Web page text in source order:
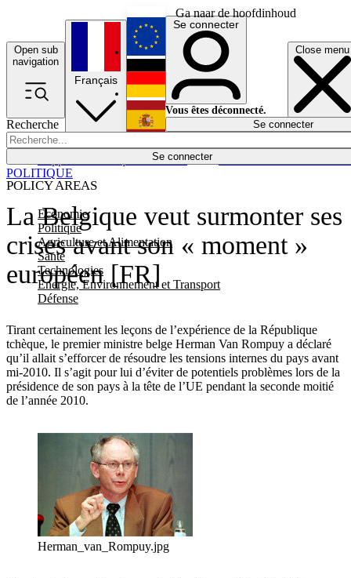
Ga naar de hoofdinhoud
Open sub
navigation
Close menu
Recherche
Se connecter
POLICY AREAS
Economie
Politique
Agriculture et Alimentation
Santé
Technologies
Energie, Environnement et Transport
Défense
Économie
Français
English
Deutsch
Español
Se connecter
Vous êtes déconnecté.
Se connecter
La Belgique veut surmonter ses
crises avant son « moment »
européen [FR]
Tirant certainement les leçons de l’expérience de la République
tchèque, le premier ministre belge Herman Van Rompuy a déclaré
qu’il allait s’efforcer de résoudre les tensions internes du pays avant
mi-2010. Il s’agit pour lui d’éviter de potentiels problèmes lors de la
présidence de son pays à la tête de l’UE pendant la seconde moitié
de l’année 2010.
POLITIQUE
Herman_van_Rompuy.jpg